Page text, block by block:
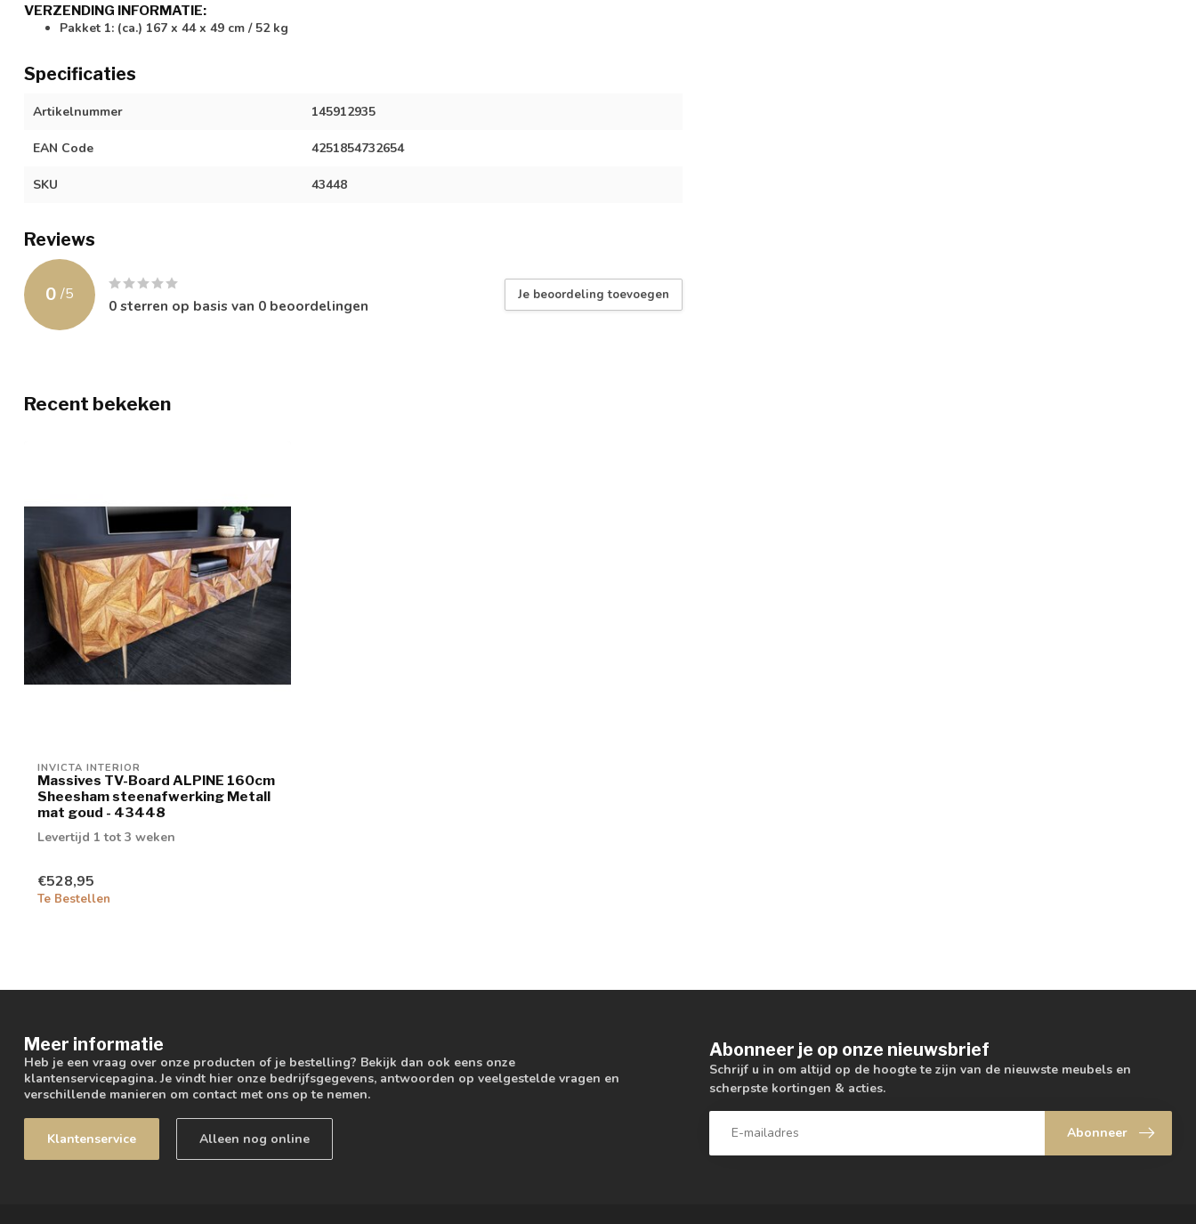
VERZENDING INFORMATIE:
Pakket 1: (ca.) 167 x 44 x 49 cm / 52 kg
Specificaties
Artikelnummer 145912935
EAN Code 4251854732654
SKU 43448
Reviews
0 /5
0sterren op basis van 0 beoordelingen
Je beoordeling toevoegen
Recent bekeken
INVICTA INTERIOR
Massives TV-Board ALPINE 160cm
Sheesham steenafwerking Metall
mat goud - 43448
Levertijd 1 tot 3 weken
€528,95
Te Bestellen
Meer informatie
Heb je een vraag over onze producten of je bestelling? Bekijk dan ook eens onze
klantenservicepagina. Je vindt hier onze bedrijfsgegevens, antwoorden op veelgestelde vragen en
verschillende manieren om contact met ons op te nemen.
Klantenservice Alleen nog online
Abonneer je op onze nieuwsbrief
Schrijf u in om altijd op de hoogte te zijn van de nieuwste meubels en
scherpste kortingen & acties.
Abonneer